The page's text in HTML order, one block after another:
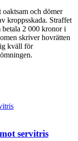
oaktsam och dömer
kroppsskada. Straffet
betala 2 000 kronor i
skriver hovrätten
kväll för
servitris